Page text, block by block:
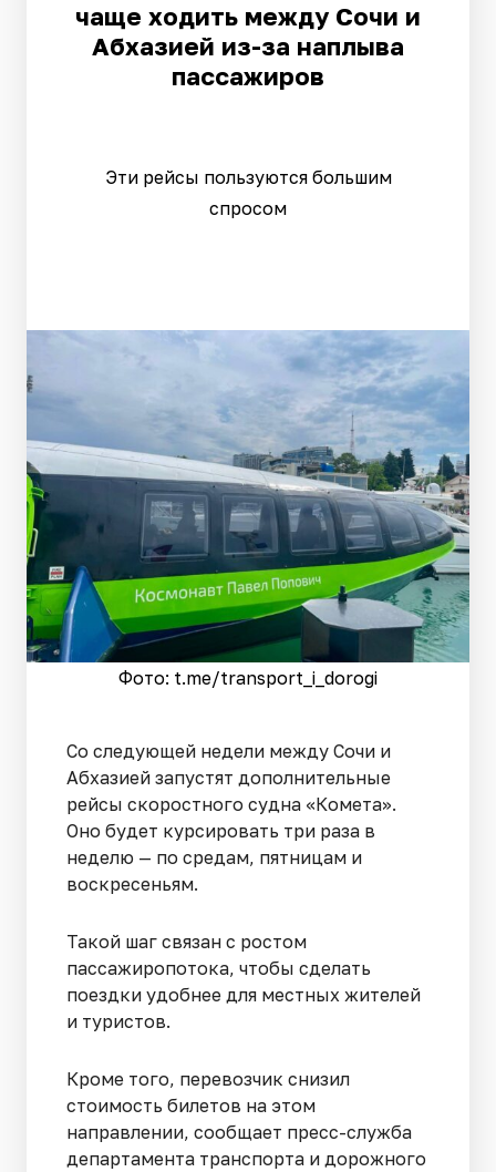
чаще ходить между Сочи и
Абхазией из-за наплыва
пассажиров
Эти рейсы пользуются большим
спросом
Фото: t.me/transport_i_dorogi
Со следующей недели между Сочи и
Абхазией запустят дополнительные
рейсы скоростного судна «Комета».
Оно будет курсировать три раза в
неделю — по средам, пятницам и
воскресеньям.
Такой шаг связан с ростом
пассажиропотока, чтобы сделать
поездки удобнее для местных жителей
и туристов.
Кроме того, перевозчик снизил
стоимость билетов на этом
направлении, сообщает пресс-служба
департамента транспорта и дорожного